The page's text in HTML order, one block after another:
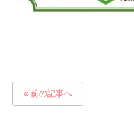
« 前の記事へ